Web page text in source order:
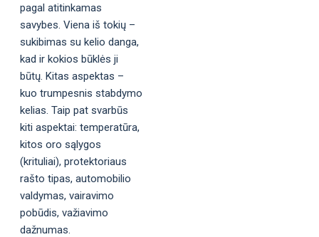
pagal atitinkamas
savybes. Viena iš tokių –
sukibimas su kelio danga,
kad ir kokios būklės ji
būtų. Kitas aspektas –
kuo trumpesnis stabdymo
kelias. Taip pat svarbūs
kiti aspektai: temperatūra,
kitos oro sąlygos
(krituliai), protektoriaus
rašto tipas, automobilio
valdymas, vairavimo
pobūdis, važiavimo
dažnumas.